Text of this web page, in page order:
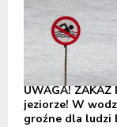
UWAGA!
jeziorze! W
groźne dla ludzi